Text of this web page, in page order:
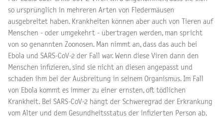
so ursprünglich in mehreren Arten von Fledermäusen
ausgebreitet haben. Krankheiten können aber auch von Tieren auf
Menschen ­- oder umgekehrt - übertragen werden, man spricht
von so genannten Zoonosen. Man nimmt an, dass das auch bei
Ebola und SARS-CoV-2 der Fall war. Wenn diese Viren dann den
Menschen infizieren, sind sie nicht an diesen angepasst und
schaden ihm bei der Ausbreitung in seinem Organismus. Im Fall
von Ebola kommt es immer zu einer ernsten, oft tödlichen
Krankheit. Bei SARS-CoV-2 hängt der Schweregrad der Erkrankung
vom Alter und dem Gesundheitsstatus der infizierten Person ab.